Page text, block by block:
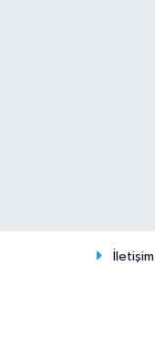
İletişim